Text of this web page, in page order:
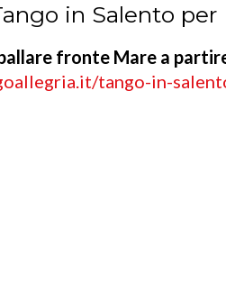
in Salento per
fronte Mare a
tango-in-